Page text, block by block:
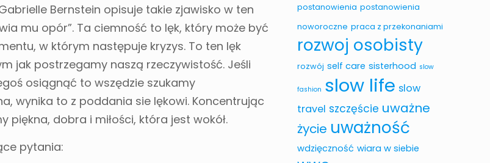
Bernstein opisuje takie zjawisko w ten
mu opór”. Ta ciemność to lęk, który może być
w którym następuje kryzys. To ten lęk
jak postrzegamy naszą rzeczywistość. Jeśli
osiągnąć to wszędzie szukamy
wynika to z poddania sie lękowi. Koncentrując
dobra i miłości, która jest wokół.
pytania:
postanowienia postanowienia
noworoczne praca z przekonaniami
rozwoj osobisty
rozwój self care sisterhood slow
fashion slow life slow
travel szczęście uważne
życie uważność
wdzięczność wiara w siebie